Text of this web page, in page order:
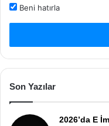
Beni hatırla
Son Yazılar
2026’da E